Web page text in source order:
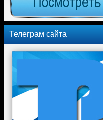
Телеграм сайта